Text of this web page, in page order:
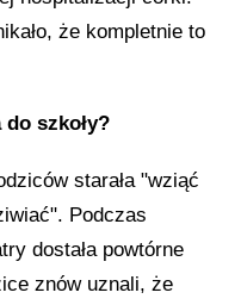
że kompletnie to
szkoły?
starała "wziąć
Podczas
dostała powtórne
znów uznali, że